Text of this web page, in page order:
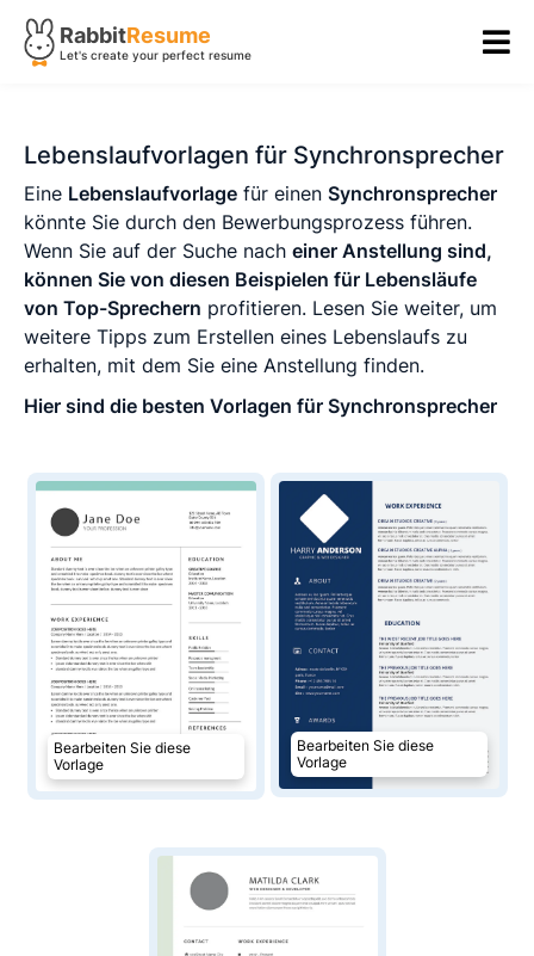
RabbitResume
Let's create your perfect resume
Lebenslaufvorlagen für Synchronsprecher
Eine Lebenslaufvorlage für einen Synchronsprecher
könnte Sie durch den Bewerbungsprozess führen.
Wenn Sie auf der Suche nach einer Anstellung sind,
können Sie von diesen Beispielen für Lebensläufe
von Top-Sprechern profitieren. Lesen Sie weiter, um
weitere Tipps zum Erstellen eines Lebenslaufs zu
erhalten, mit dem Sie eine Anstellung finden.
Hier sind die besten Vorlagen für Synchronsprecher
Bearbeiten Sie diese
Vorlage
Bearbeiten Sie diese
Vorlage